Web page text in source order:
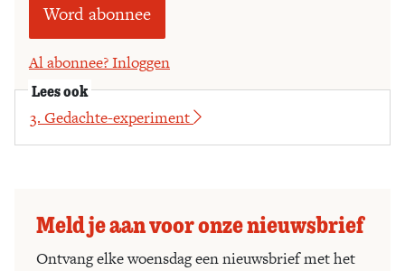
Word abonnee
Al abonnee? Inloggen
Lees ook
3. Gedachte-experiment
Meld je aan voor onze nieuwsbrief
Ontvang elke woensdag een nieuwsbrief met het